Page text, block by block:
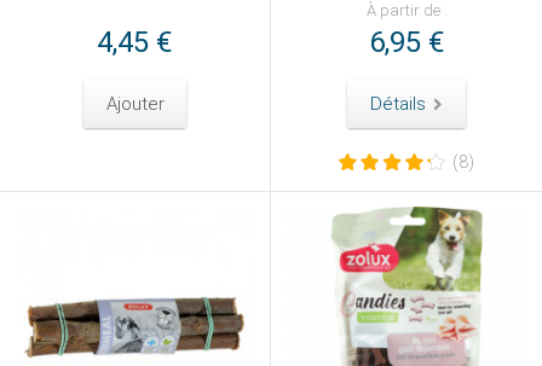
4,45 €
Ajouter
À partir de :
6,95 €
Détails
(8)